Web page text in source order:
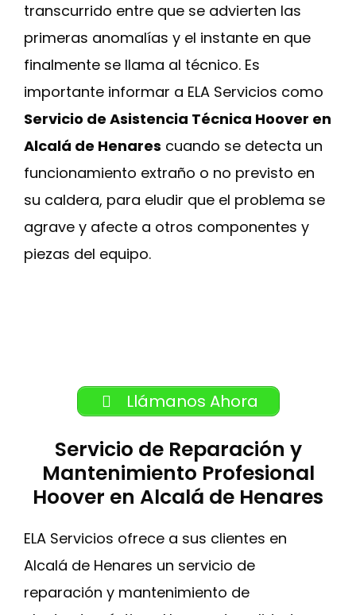
transcurrido entre que se advierten las
primeras anomalías y el instante en que
finalmente se llama al técnico. Es
importante informar a ELA Servicios como
Servicio de Asistencia Técnica Hoover en
Alcalá de Henares cuando se detecta un
funcionamiento extraño o no previsto en
su caldera, para eludir que el problema se
agrave y afecte a otros componentes y
piezas del equipo.
Llámanos Ahora
Servicio de Reparación y
Mantenimiento Profesional
Hoover en Alcalá de Henares
ELA Servicios ofrece a sus clientes en
Alcalá de Henares un servicio de
reparación y mantenimiento de